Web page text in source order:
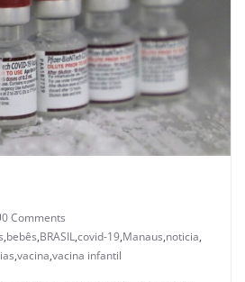
0 Comments
,bebês,BRASIL,covid-19,Manaus,noticia,
,vacina,vacina infantil